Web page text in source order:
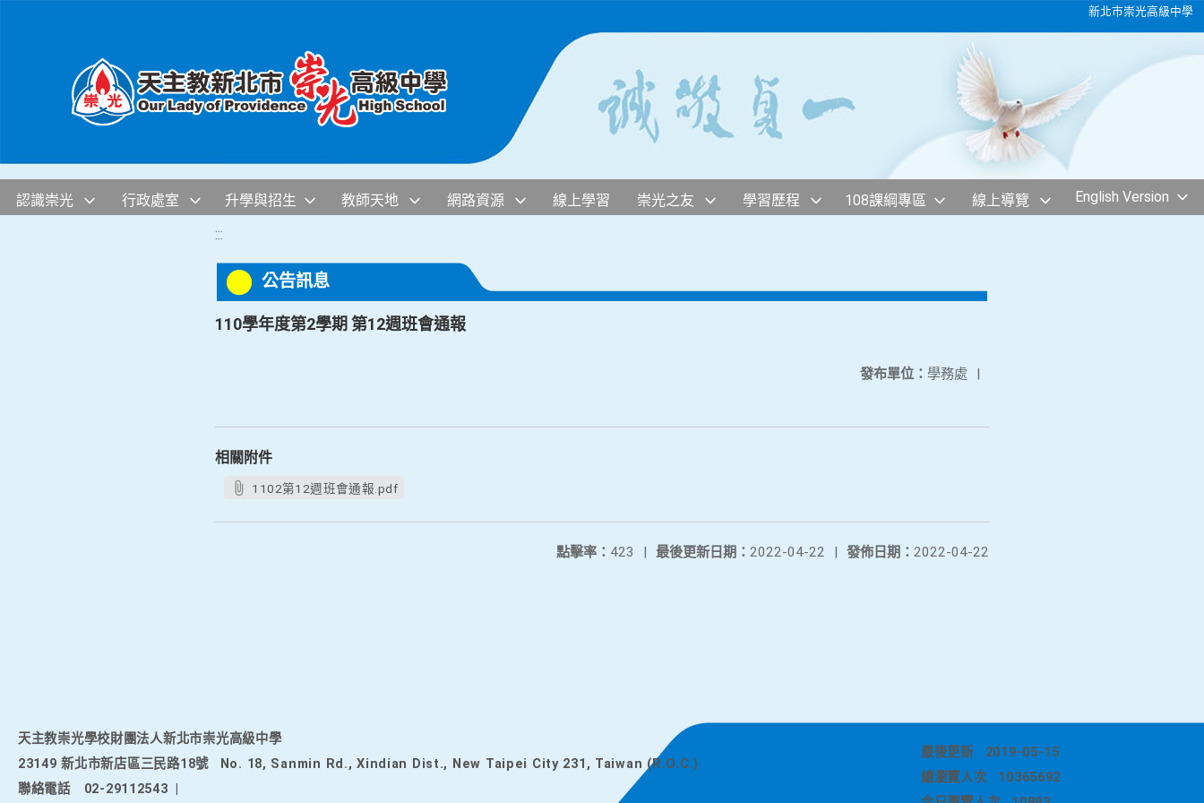
新北市崇光高級中學
認識崇光 行政處室 升學與招生 教師天地 網路資源 線上學習 崇光之友 學習歷程 108課綱專區 線上導覽 English Version
:::
公告訊息
110學年度第2學期 第12週班會通報
發布單位： 學務處 |
相關附件
1102第12週班會通報.pdf
發佈日期： 2022-04-22
最後更新日期： 2022-04-22 |
點擊率： 423 |
天主教崇光學校財團法人新北市崇光高級中學
23149 新北市新店區三民路18號
No. 18, Sanmin Rd., Xindian Dist., New Taipei City 231, Taiwan (R.O.C.)
聯絡電話
02-29112543
最後更新
2019-05-15
總瀏覽人次
10365692